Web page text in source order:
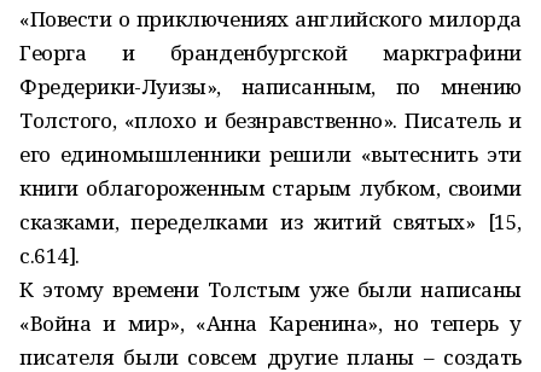
«Повести о приключениях английского милорда
Георга и бранденбургской маркграфини
Фредерики-Луизы», написанным, по мнению
Толстого, «плохо и безнравственно». Писатель и
его единомышленники решили «вытеснить эти
книги облагороженным старым лубком, своими
сказками, переделками из житий святых» [15,
с.614].
К этому времени Толстым уже были написаны
«Война и мир», «Анна Каренина», но теперь у
писателя были совсем другие планы – создать